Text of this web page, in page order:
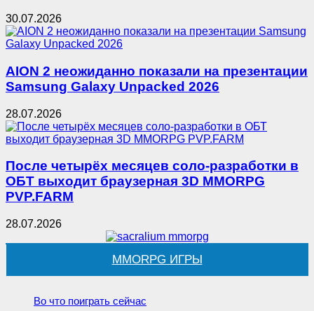
30.07.2026
AION 2 неожиданно показали на презентации
Samsung Galaxy Unpacked 2026
28.07.2026
После четырёх месяцев соло-разработки в
ОБТ выходит браузерная 3D MMORPG
PVP.FARM
28.07.2026
MMORPG ИГРЫ
Во что поиграть сейчас